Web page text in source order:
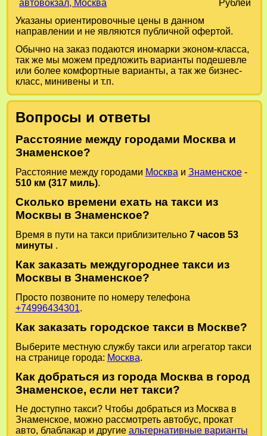
автовокзал, Москва
Рублей
Указаны ориентировочные цены в данном
направлении и не являются публичной офертой.
Обычно на заказ подаются иномарки эконом-класса,
так же мы можем предложить варианты подешевле
или более комфортные варианты, а так же бизнес-
класс, минивены и т.п.
Вопросы и ответы
Расстояние между городами Москва и
Знаменское?
Расстояние между городами Москва и Знаменское-
510 км (317 миль).
Сколько времени ехать на такси из
Москвы в Знаменское?
Время в пути на такси приблизительно 7 часов 53
минуты .
Как заказать междугороднее такси из
Москвы в Знаменское?
Просто позвоните по номеру телефона
+74996434301.
Как заказать городское такси в Москве?
Выберите местную службу такси или агрегатор такси
на странице города: Москва.
Как добраться из города Москва в город
Знаменское, если нет такси?
Не доступно такси? Чтобы добраться из Москва в
Знаменское, можно рассмотреть автобус, прокат
авто, блаблакар и другие альтернативные варианты